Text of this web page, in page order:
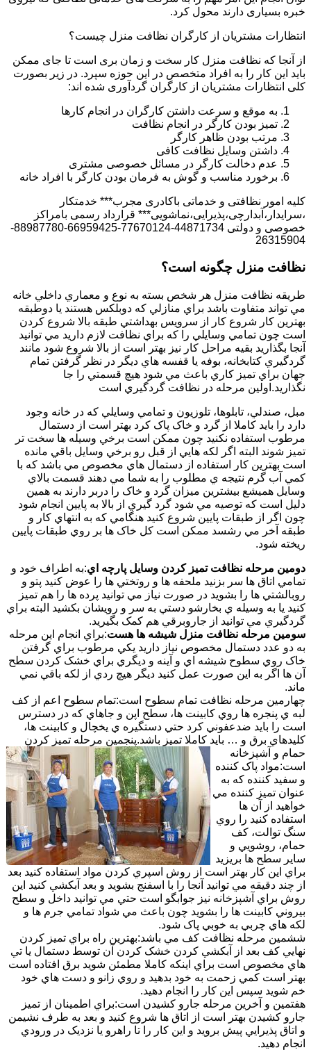
خبره بسیاری دارند محول کرد.
انتظارات مشتریان از کارگران نظافت منزل چیست؟
از آنجا که نظافت منزل کار سخت و زمان بری است تا جای ممکن
باید این کار را به افراد متخصص در این حوزه سپرد. در زیر بصورت
کلی انتظارات مشتریان از کارگران گردآوری شده اند:
به موقع و سرعت داشتن کارگران در انجام کارها
تمیز بودن کارگر در انجام نظافت
مرتب بودن ظاهر کارگر
داشتن وسایل نظافت کافی
عدم دخالت کارگر در مسائل خصوصی مشتری
برخورد مناسب و گوش به فرمان بودن کارگر با افراد خانه
کلیه امور نظافتی و خدماتی باکادری مجرب*** خدمتکار
،سرایدار،آبدارچی،پذیرایی،نماشویی*** قرارداد رسمی بامراکز
خصوصی و دولتی 44871734-77670124-66959425-88987780-
26315904
نظافت منزل چگونه است؟
طريقه نظافت منزل هر شخص بسته به نوع و معماري داخلي خانه
مي تواند متفاوت باشد براي منازلي که دوبلکس هستند يا دوطبقه
بهترين کار شروع کار از سرويس بهداشتي طبقه بالا شروع کردن
است چون تمامي وسايلي را که براي نظافت لازم داريد مي توانيد
آنجا بگذاريد بقيه مراحل کار نيز بهتر است از بالا شروع شود مانند
گردگيري کتابخانه، بوفه يا قفسه هاي ديگر در نظر گرفتن تمام
جهان براي تميز کاري باعث مي شود هيچ قسمتي را جا
نگذاريد.اولين مرحله در نظافت گردگيري است
مبل، صندلي، تابلوها، تلوزيون و تمامي وسايلي که در خانه وجود
دارد را بايد کاملا از گرد و خاک پاک کرد بهتر است از دستمال
مرطوب استفاده نکنيد چون ممکن است برخي وسيله ها سخت تر
تميز شوند البته اگر لکه هايي از قبل رو برخي وسايل باقي مانده
است بهترين کار استفاده از دستمال هاي مخصوص مي باشد که با
کمي آب گرم نتيجه ي مطلوب را به شما مي دهند قسمت بالاي
وسايل هميشع بيشترين ميزان گرد و خاک را دربر دارند به همين
دليل است که توصيه مي شود گرد گيري از بالا به پايين انجام شود
چون اگر از طبقات پايين شروع کنيد هنگامي که به انتهاي کار و
طبقه آخر مي رشسد ممکن است کل خاک ها بر روي طبقات پايين
ريخته شود.
دومين مرحله نظافت تميز کردن وسايل پارچه اي:به اطراف خود و
تمامي اتاق ها سر بزنيد ملحفه ها و روتختي ها را عوض کنيد پتو و
روبالشتي ها را بشويد در صورت نياز مي توانيد پرده ها را هم تميز
کنيد يا به وسيله ي بخارشو دستي به سر و رويشان بکشيد البته براي
گردگيري مي توانيد از جاروبرقي هم کمک بگيريد.
سومين مرحله نظافت منزل شيشه ها هست:براي انجام اين مرحله
به دو عدد دستمال مخصوص نياز داريد يکي مرطوب براي گرفتن
خاک روي سطوح شيشه اي و آينه و ديگري براي خشک کردن سطح
آن ها اگر به اين صورت عمل کنيد ديگر هيچ ردي از لکه باقي نمي
ماند.
چهارمين مرحله نظافت تمام سطوح است:تمام سطوح اعم از کف
لبه ي پنجره ها روي کابينت ها، سطح اپن و جاهاي که در دسترس
است را بايد ضدعفوني کرد حتي دستگيره ي يخچال و کابينت ها،
کليدهاي برق و … بايد کاملا تميز باشد.پنجمين مرحله تميز کردن
حمام و آشپزخانه
است:مواد پاک کننده
و سفيد کننده که به
عنوان تميز کننده مي
خواهيد از آن ها
استفاده کنيد را روي
سنگ توالت، کف
حمام، روشويي و
ساير سطح ها بريزيد
براي اين کار بهتر است از روش اسپري کردن مواد استفاده کنيد بعد
از چند دقيقه مي توانيد آنجا را با اسفنج بشويد و بعد آبکشي کنيد اين
روش براي آشپزخانه نيز جوابگو است حتي مي توانيد داخل و سطح
بيروني کابينت ها را بشويد چون باعث مي شواد تمامي جرم ها و
لکه هاي چربي به خوبي پاک شود.
ششمين مرحله نظافت کف مي باشد:بهترين راه براي تميز کردن
نهايي کف بعد از آبکشي کردن خشک کردن آن توسط دستمال يا تي
هاي مخصوص است براي اينکه کاملا مطمئن شويد برق افتاده است
بهتر است کمي زحمت به خود بدهيد و روي زانو و دست هاي خود
خم شويد سپس اين کار را انجام دهيد.
هفتمين و آخرين مرحله جارو کشيدن است:براي اطمينان از تميز
جارو کشيدن بهتر است از اتاق ها شروع کنيد و بعد به طرف نشيمن
و اتاق پذيرايي پيش برويد و اين کار را تا راهرو يا نزديک در ورودي
انجام دهيد.